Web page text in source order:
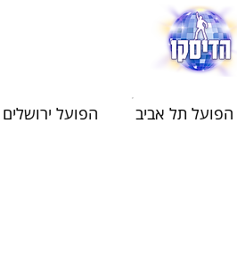
הפועל תל אביב הפועל ירושלים